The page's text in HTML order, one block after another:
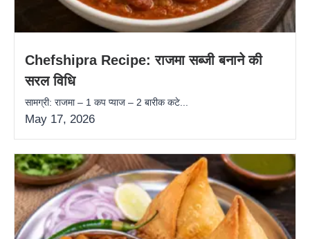
Chefshipra Recipe: राजमा सब्जी बनाने की
सरल विधि
सामग्री: राजमा – 1 कप प्याज – 2 बारीक कटे...
May 17, 2026